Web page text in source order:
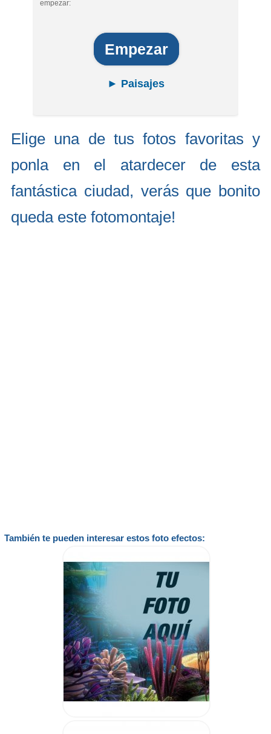
empezar:
Empezar
► Paisajes
Elige una de tus fotos favoritas y
ponla en el atardecer de esta
fantástica ciudad, verás que bonito
queda este fotomontaje!
También te pueden interesar estos foto efectos: